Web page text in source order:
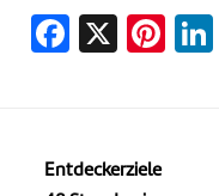
Facebook
X
Entdeckerziele